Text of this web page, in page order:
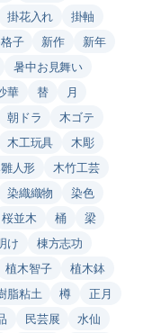
掛花入れ
掛軸
子 新作
新年
暑中お見舞い
華 替
月
朝ドラ
木ゴテ
木工玩具
木彫
人形
木竹工芸
染織織物
染色
桜並木 桶
梁
け
棟方志功
植木智子
植木鉢
脂粘土 樽
正月
民芸展
水仙